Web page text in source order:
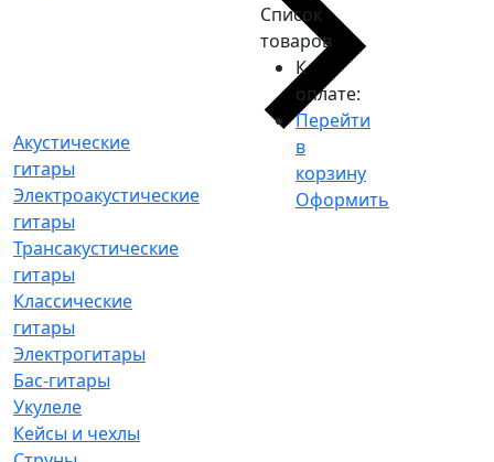
Акустические
гитары
Электроакустические
гитары
Трансакустические
гитары
Классические
гитары
Электрогитары
Бас-гитары
Укулеле
Кейсы и чехлы
Список
товаров
К
оплате:
Перейти
в
корзину
Оформить